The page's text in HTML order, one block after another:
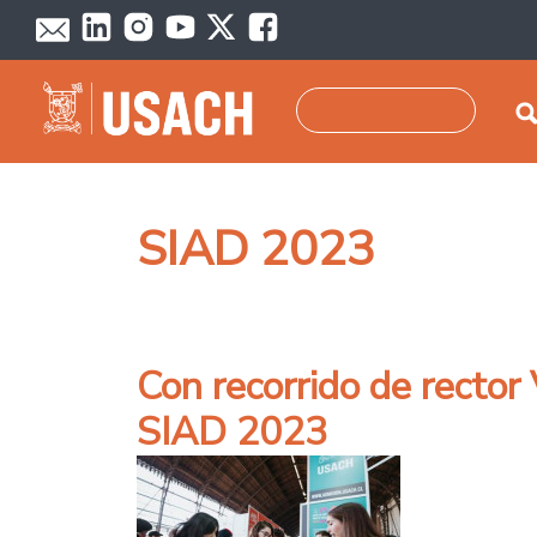
Pasar al contenido principal
SIAD 2023
Con recorrido de
SIAD 2023